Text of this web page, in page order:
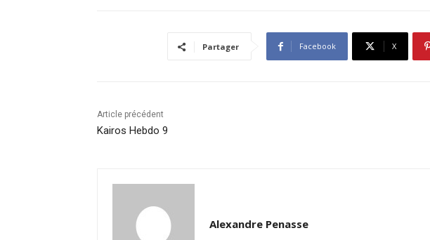
Partager Facebook X
Article précédent
Kairos Hebdo 9
Alexandre Penasse